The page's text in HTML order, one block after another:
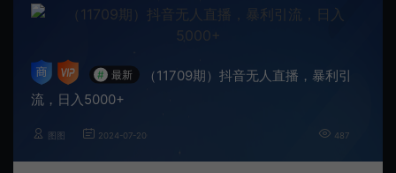
# 最新
（11709期）抖音无人直播，暴利引
流，日入5000+
图图 2024-07-20 487